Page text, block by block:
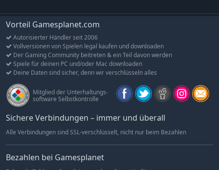
Vorteil Gamesplanet.com
Autorisierter Händler seit 2006
Vollversionen von Spielen legal kaufen und downloaden
Der Gaming Community beitreten & ein Teil davon werden
Spiele für deinen PC und/oder Mac downloaden
Deine Daten sind sicher, denn wir verschlüsseln alles
Mitglied der Unterhaltungs-
software Selbstkontrolle
Sichere Verbindungen – immer und überall
Alle Verbindungen sind SSL-verschlüsselt, nicht nur beim Bezahlen
Bezahlen bei Gamesplanet